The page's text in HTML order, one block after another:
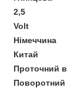
2,5
Volt
Німеччина
Китай
Проточний
Поворотний